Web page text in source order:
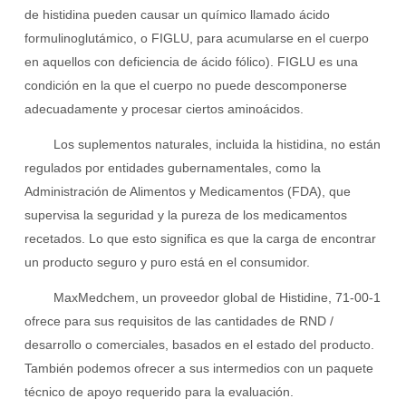
de histidina pueden causar un químico llamado ácido
formulinoglutámico, o FIGLU, para acumularse en el cuerpo
en aquellos con deficiencia de ácido fólico). FIGLU es una
condición en la que el cuerpo no puede descomponerse
adecuadamente y procesar ciertos aminoácidos.
Los suplementos naturales, incluida la histidina, no están
regulados por entidades gubernamentales, como la
Administración de Alimentos y Medicamentos (FDA), que
supervisa la seguridad y la pureza de los medicamentos
recetados. Lo que esto significa es que la carga de encontrar
un producto seguro y puro está en el consumidor.
MaxMedchem, un proveedor global de Histidine, 71-00-1
ofrece para sus requisitos de las cantidades de RND /
desarrollo o comerciales, basados ​​en el estado del producto.
También podemos ofrecer a sus intermedios con un paquete
técnico de apoyo requerido para la evaluación.